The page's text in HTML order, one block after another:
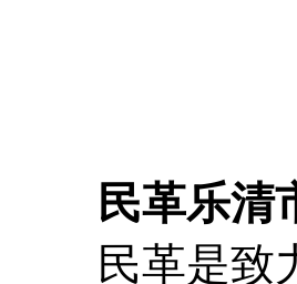
民革乐清市
民革是致力